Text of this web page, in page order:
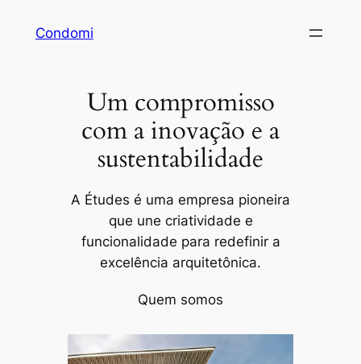
Condomi
Um compromisso
com a inovação e a
sustentabilidade
A Études é uma empresa pioneira
que une criatividade e
funcionalidade para redefinir a
excelência arquitetônica.
Quem somos